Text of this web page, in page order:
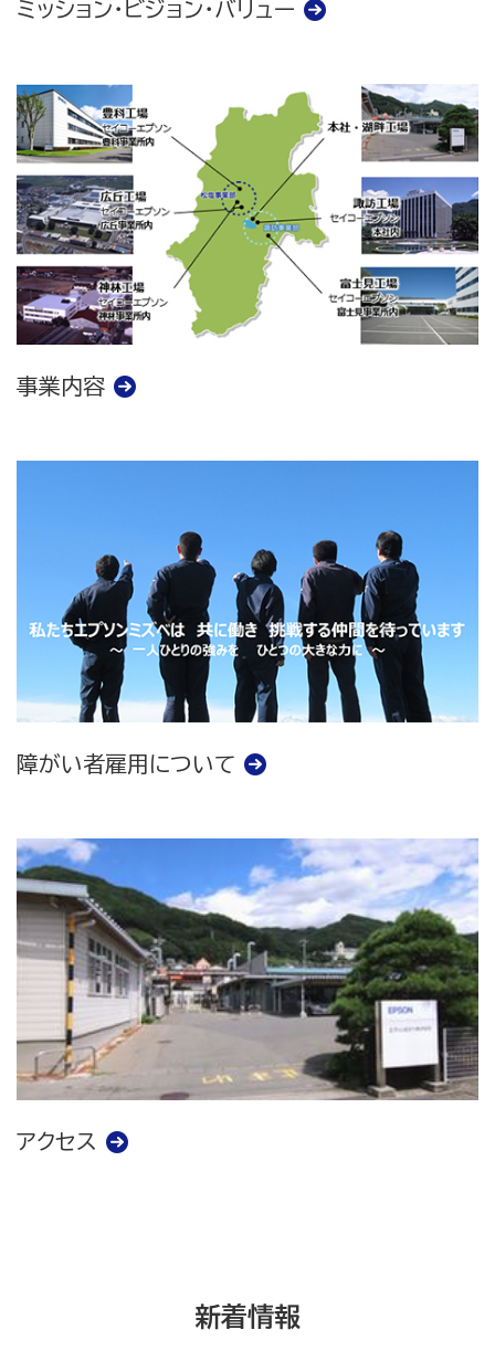
ミッション・ビジョン・バリュー
事業内容
障がい者雇用について
アクセス
新着情報